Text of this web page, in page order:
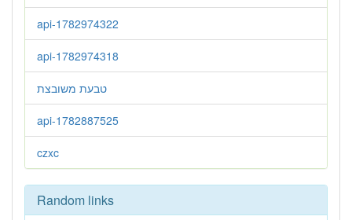
api-1782974322
api-1782974318
טבעת משובצת
api-1782887525
czxc
Random links